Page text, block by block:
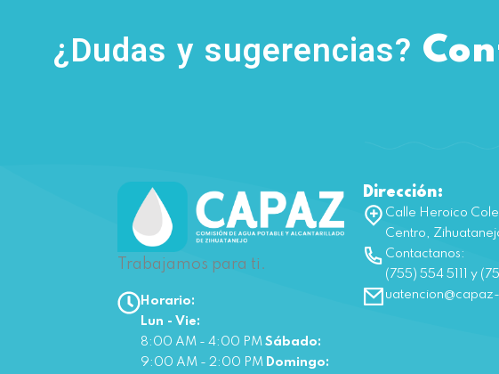
¿Dudas y sugerencias?
Trabajamos para ti.
Horario:
Lun - Vie:
8:00 AM - 4:00 PM Sábado:
9:00 AM - 2:00 PM Domingo:
Dirección:
Calle Heroico
Centro,
Contactanos:
(755) 554 5111 y